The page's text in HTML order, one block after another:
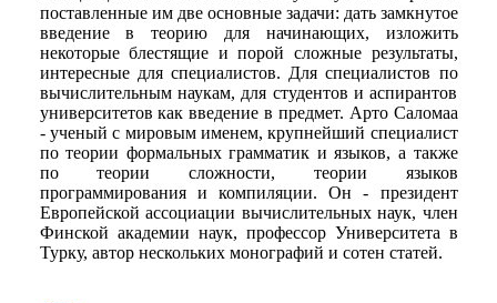
поставленные им две основные задачи: дать замкнутое
введение в теорию для начинающих, изложить
некоторые блестящие и порой сложные результаты,
интересные для специалистов. Для специалистов по
вычислительным наукам, для студентов и аспирантов
университетов как введение в предмет. Арто Саломаа
- ученый с мировым именем, крупнейший специалист
по теории формальных грамматик и языков, а также
по теории сложности, теории языков
программирования и компиляции. Он - президент
Европейской ассоциации вычислительных наук, член
Финской академии наук, профессор Университета в
Турку, автор нескольких монографий и сотен статей.